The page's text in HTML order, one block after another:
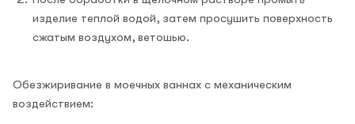
изделие теплой водой, затем просушить поверхность
сжатым воздухом, ветошью.
Обезжиривание в моечных ваннах с механическим
воздействием: